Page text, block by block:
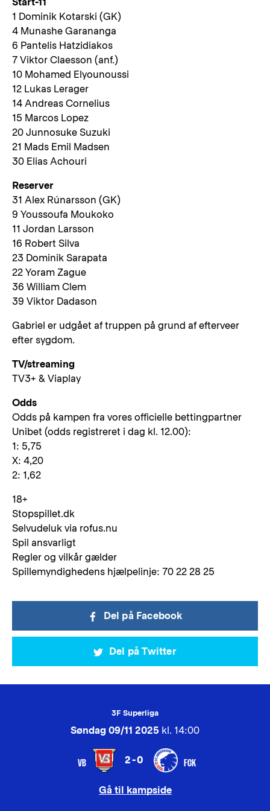
1 Dominik Kotarski (GK)
4 Munashe Garananga
6 Pantelis Hatzidiakos
7 Viktor Claesson (anf.)
10 Mohamed Elyounoussi
12 Lukas Lerager
14 Andreas Cornelius
15 Marcos Lopez
20 Junnosuke Suzuki
21 Mads Emil Madsen
30 Elias Achouri
Reserver
31 Alex Rúnarsson (GK)
9 Youssoufa Moukoko
11 Jordan Larsson
16 Robert Silva
23 Dominik Sarapata
22 Yoram Zague
36 William Clem
39 Viktor Dadason
Gabriel er udgået af truppen på grund af efterveer
efter sygdom.
TV/streaming
TV3+ & Viaplay
Odds
Odds på kampen fra vores officielle bettingpartner
Unibet (odds registreret i dag kl. 12.00):
1: 5,75
X: 4,20
2: 1,62
18+
Stopspillet.dk
Selvudeluk via rofus.nu
Spil ansvarligt
Regler og vilkår gælder
Spillemyndighedens hjælpelinje: 70 22 28 25
Del på Facebook
Del på Twitter
3F Superliga
Søndag 09/11 2025 kl. 14:00
VB 2-0 FCK
Gå til kampside